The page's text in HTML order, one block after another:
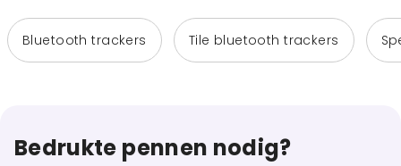
Bluetooth trackers Tile bluetooth trackers
Bedrukte pennen nodig?